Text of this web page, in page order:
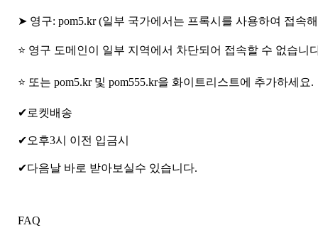
➤ 영구: pom5.kr (일부 국가에서는 프록시를 사용하여 접속
⭐ 영구 도메인이 일부 지역에서 차단되어 접속할 수 없습
⭐ 또는 pom5.kr 및 pom555.kr을 화이트리스트에 추가하세요.
✔로켓배송
✔오후3시 이전 입금시
✔다음날 바로 받아보실수 있습니다.
FAQ